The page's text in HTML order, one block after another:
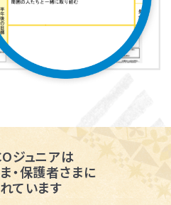
ジュニアは
・保護者さまに
ています